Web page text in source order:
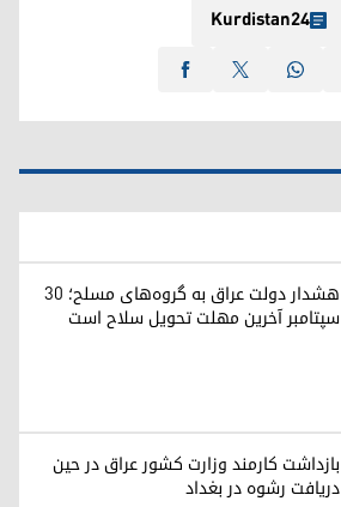
Kurdistan24
هشدار دولت عراق به گروه‌های مسلح؛ ۳۰
سپتامبر آخرین مهلت تحویل سلاح است
بازداشت کارمند وزارت کشور عراق در حین
دریافت رشوه در بغداد